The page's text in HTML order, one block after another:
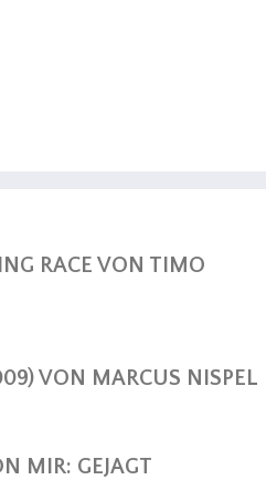
RACE VON TIMO
VON MARCUS NISPEL
MIR: GEJAGT